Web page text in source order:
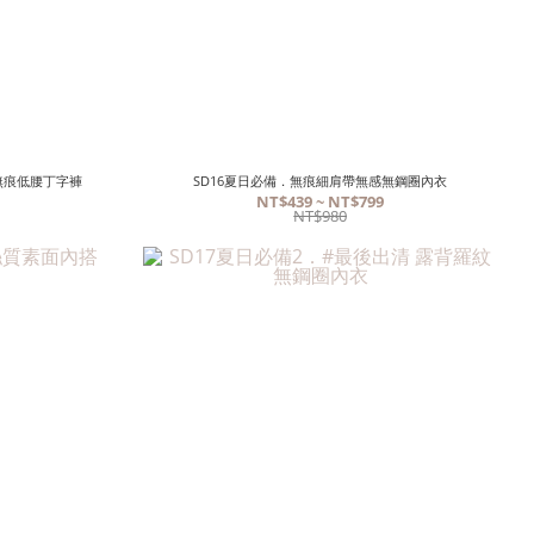
低腰丁字褲 SD16夏日必備．無痕細肩帶無感無鋼圈內衣
NT$439 ~ NT$799
NT$980